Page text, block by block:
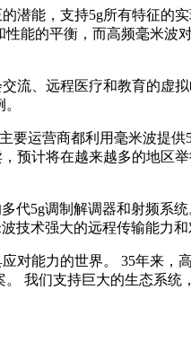
能，支持5g所有特征的
能的平衡，而高频毫米波
、远程医疗和教育的虚
运营商都利用毫米波提
计将在越来越多的地区
5g调制解调器和射频系
技术强大的远程传输能力和
能力的世界。 35年来
我们支持巨大的生态系统